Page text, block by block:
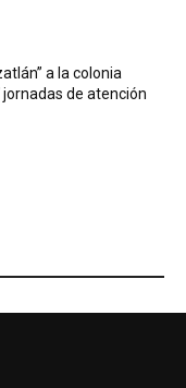
a la colonia
de atención